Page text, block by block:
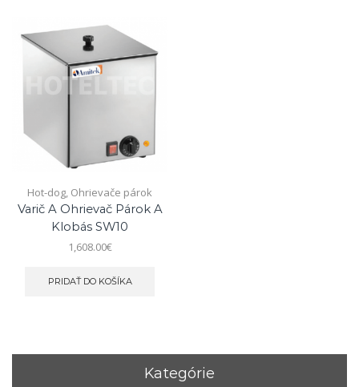
Hot-dog, Ohrievače párok
Varič A Ohrievač Párok A
Klobás SW10
1,608.00€
PRIDAŤ DO KOŠÍKA
Kategórie